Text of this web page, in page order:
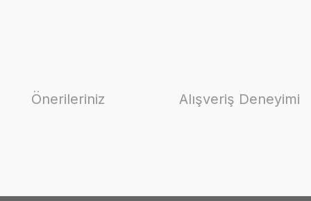
Önerileriniz Alışveriş Deneyimi